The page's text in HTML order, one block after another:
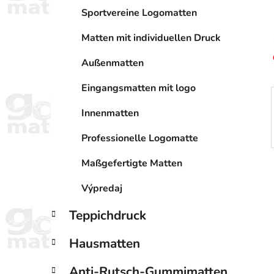
Sportvereine Logomatten
Matten mit individuellen Druck
Außenmatten
Eingangsmatten mit logo
Innenmatten
Professionelle Logomatte
Maßgefertigte Matten
Výpredaj
Teppichdruck
Hausmatten